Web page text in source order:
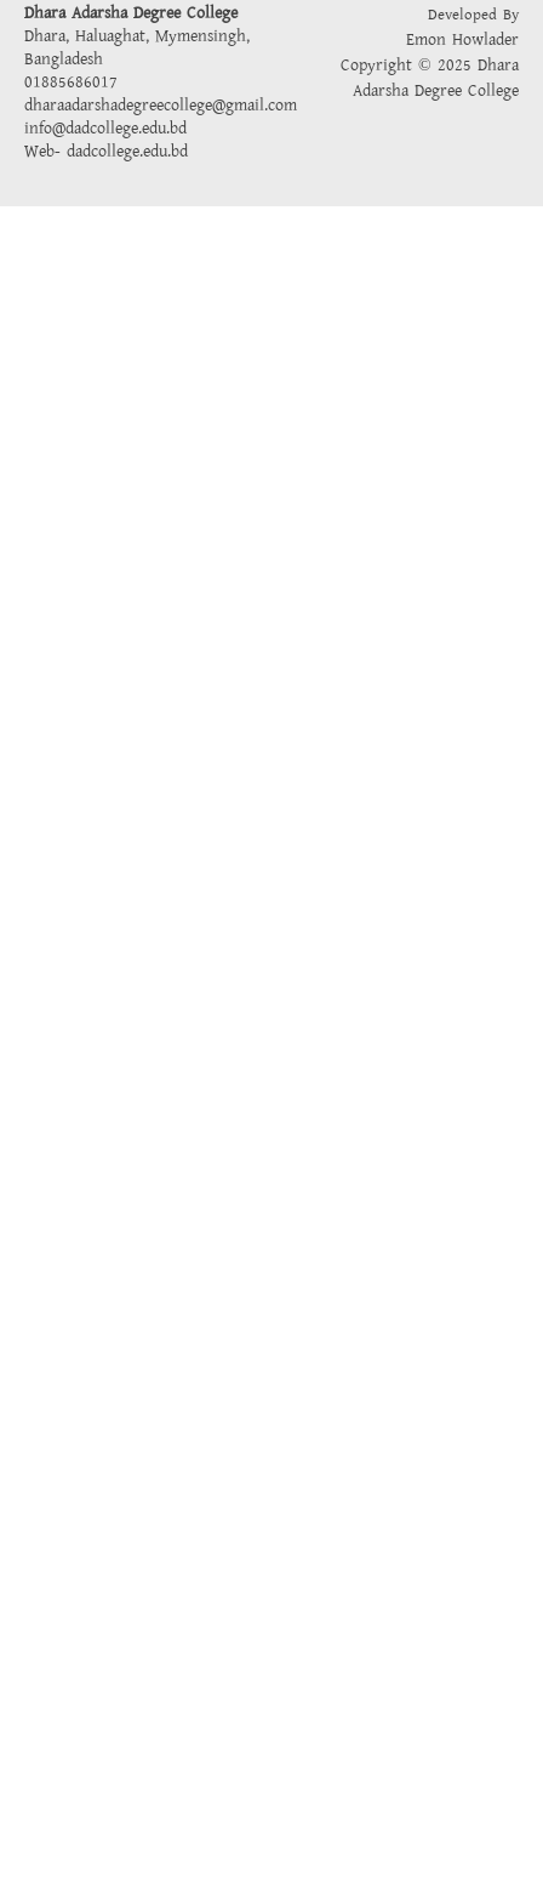
Dhara Adarsha Degree College
Dhara, Haluaghat, Mymensingh,
Bangladesh
01885686017
dharaadarshadegreecollege@gmail.com
info@dadcollege.edu.bd
Web- dadcollege.edu.bd
Developed By
Emon Howlader
Copyright © 2025 Dhara
Adarsha Degree College